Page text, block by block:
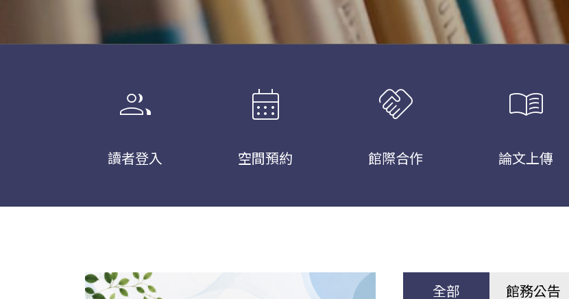
group
讀者登入
calendar_month
空間預約
handshake
館際合作
menu_book
論文上傳
全部 館務公告